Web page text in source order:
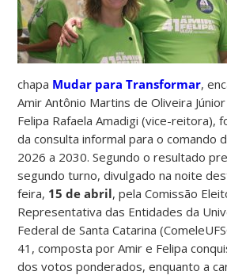
chapa Mudar para Transformar,
Amir Antônio Martins de Oliveira
Felipa Rafaela Amadigi (vice-reitora),
da consulta informal para o comando
2026 a 2030. Segundo o resultado
segundo turno, divulgado na noite
feira, 15 de abril, pela Comissão
Representativa das Entidades da
Federal de Santa Catarina
41, composta por Amir e Felipa
dos votos ponderados, enquanto a